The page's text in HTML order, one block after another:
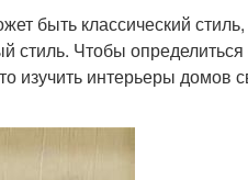
быть классический стиль,
стиль. Чтобы определиться
изучить интерьеры домов